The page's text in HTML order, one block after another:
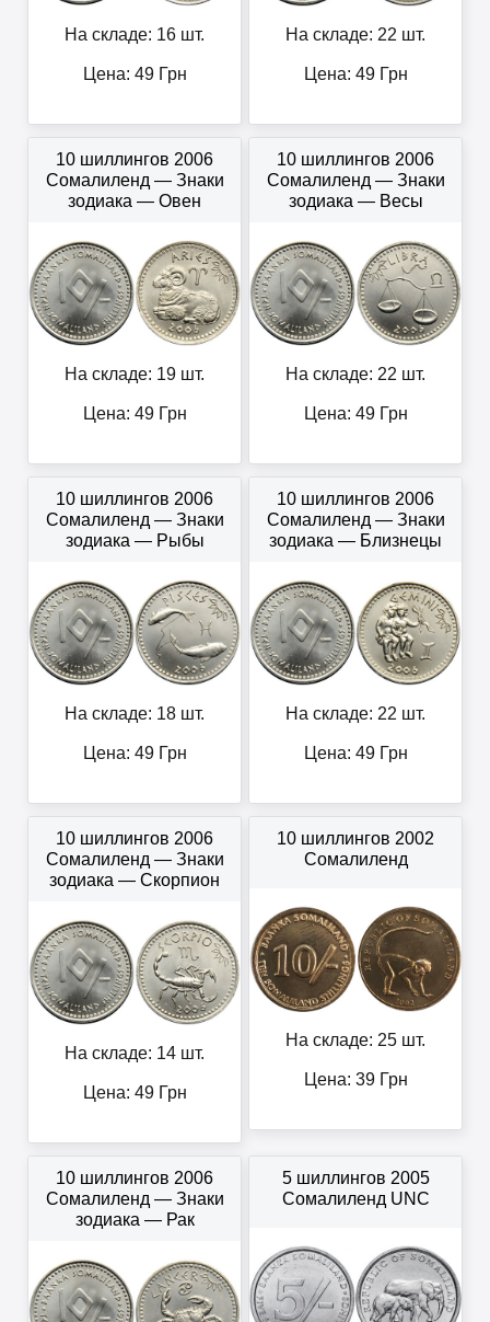
На складе: 16 шт.
Цена: 49Грн
На складе: 22 шт.
Цена: 49Грн
10 шиллингов 2006
Сомалиленд — Знаки
зодиака — Овен
На складе: 19 шт.
Цена: 49Грн
10 шиллингов 2006
Сомалиленд — Знаки
зодиака — Весы
На складе: 22 шт.
Цена: 49Грн
10 шиллингов 2006
Сомалиленд — Знаки
зодиака — Рыбы
На складе: 18 шт.
Цена: 49Грн
10 шиллингов 2006
Сомалиленд — Знаки
зодиака — Близнецы
На складе: 22 шт.
Цена: 49Грн
10 шиллингов 2006
Сомалиленд — Знаки
зодиака — Скорпион
На складе: 14 шт.
Цена: 49Грн
10 шиллингов 2002
Сомалиленд
На складе: 25 шт.
Цена: 39Грн
10 шиллингов 2006
Сомалиленд — Знаки
зодиака — Рак
5 шиллингов 2005
Сомалиленд UNC